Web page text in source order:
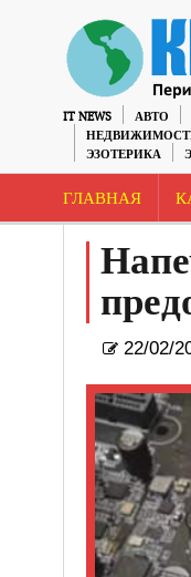
IT NEWS АВТО
ЭЗОТЕРИКА
ГЛАВНАЯ
22/02/